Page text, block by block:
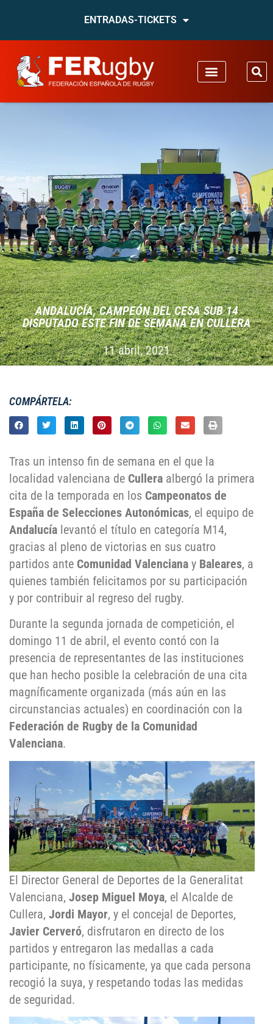
ENTRADAS-TICKETS
ANDALUCÍA, CAMPEÓN DEL CESA SUB 14
DISPUTADO ESTE FIN DE SEMANA EN CULLERA
11 abril, 2021
COMPÁRTELA:
Tras un intenso fin de semana en el que la
localidad valenciana de Cullera albergó la primera
cita de la temporada en los Campeonatos de
España de Selecciones Autonómicas, el equipo de
Andalucía levantó el título en categoría M14,
gracias al pleno de victorias en sus cuatro
partidos ante Comunidad Valenciana y Baleares, a
quienes también felicitamos por su participación
y por contribuir al regreso del rugby.
Durante la segunda jornada de competición, el
domingo 11 de abril, el evento contó con la
presencia de representantes de las instituciones
que han hecho posible la celebración de una cita
magníficamente organizada (más aún en las
circunstancias actuales) en coordinación con la
Federación de Rugby de la Comunidad
Valenciana.
El Director General de Deportes de la Generalitat
Valenciana, Josep Miguel Moya, el Alcalde de
Cullera, Jordi Mayor, y el concejal de Deportes,
Javier Cerveró, disfrutaron en directo de los
partidos y entregaron las medallas a cada
participante, no físicamente, ya que cada persona
recogió la suya, y respetando todas las medidas
de seguridad.